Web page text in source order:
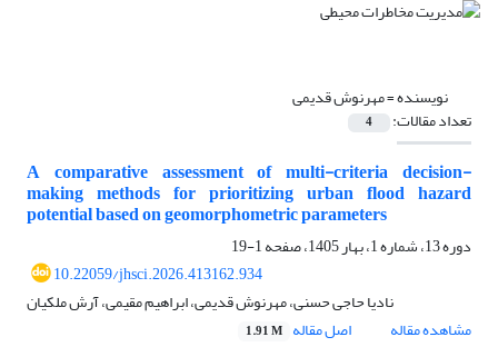
نویسنده =مهرنوش قدیمی
تعداد مقالات: 4
A comparative assessment of multi-criteria decision-
making methods for prioritizing urban flood hazard
potential based on geomorphometric parameters
دوره 13، شماره 1، بهار 1405، صفحه
1-19
10.22059/jhsci.2026.413162.934
نادیا حاجی حسنی، مهرنوش قدیمی، ابراهیم مقیمی، آرش ملکیان
مشاهده مقاله
اصل مقاله 1.91 M